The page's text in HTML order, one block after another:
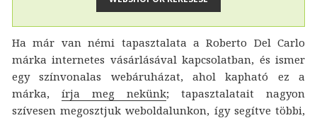
Ha már van némi tapasztalata a Roberto Del Carlo
márka internetes vásárlásával kapcsolatban, és ismer
egy színvonalas webáruházat, ahol kapható ez a
márka, írja meg nekünk; tapasztalatait nagyon
szívesen megosztjuk weboldalunkon, így segítve többi,